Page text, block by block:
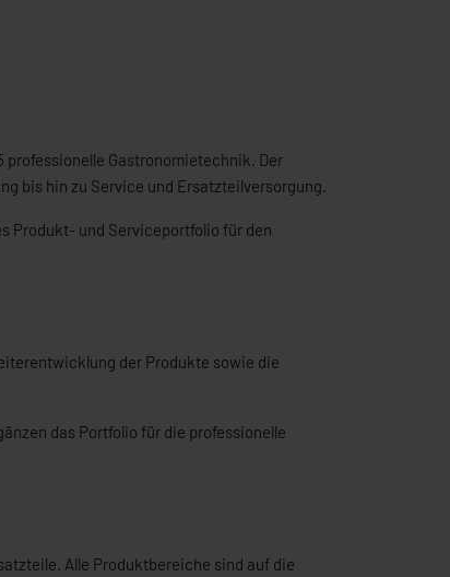
Gastronomietechnik. Der
bis hin zu Service und Ersatzteilversorgung.
Produkt- und Serviceportfolio für den
der Produkte sowie die
das Portfolio für die professionelle
Alle Produktbereiche sind auf die